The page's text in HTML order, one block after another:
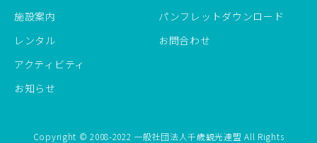
施設案内
レンタル
アクティビティ
お知らせ
パンフレットダウンロード
お問合わせ
Copyright © 2008-2022 一般社団法人千歳観光連盟 All Rights